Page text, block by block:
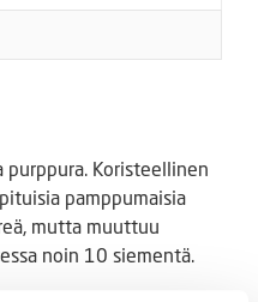
purppura. Koristeellinen
pamppumaisia
mutta muuttuu
noin 10 siementä.